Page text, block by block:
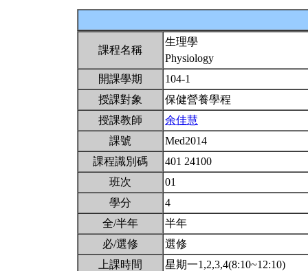
課程名稱
生理學
Physiology
開課學期
104-1
授課對象
保健營養學程
授課教師
余佳慧
課號
Med2014
課程識別碼
401 24100
班次
01
學分
4
全/半年
半年
必/選修
選修
上課時間
星期一1,2,3,4(8:10~12:10)